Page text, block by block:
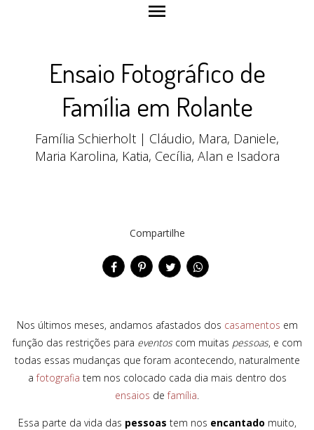
menu
Ensaio Fotográfico de
Família em Rolante
Família Schierholt | Cláudio, Mara, Daniele,
Maria Karolina, Katia, Cecília, Alan e Isadora
Compartilhe
Nos últimos meses, andamos afastados dos casamentos em
função das restrições para eventoscom muitas pessoas, e com
todas essas mudanças que foram acontecendo, naturalmente
afotografia tem nos colocado cada dia mais dentro dos
ensaios defamília.
Essa parte da vida das pessoas tem nos encantado muito,